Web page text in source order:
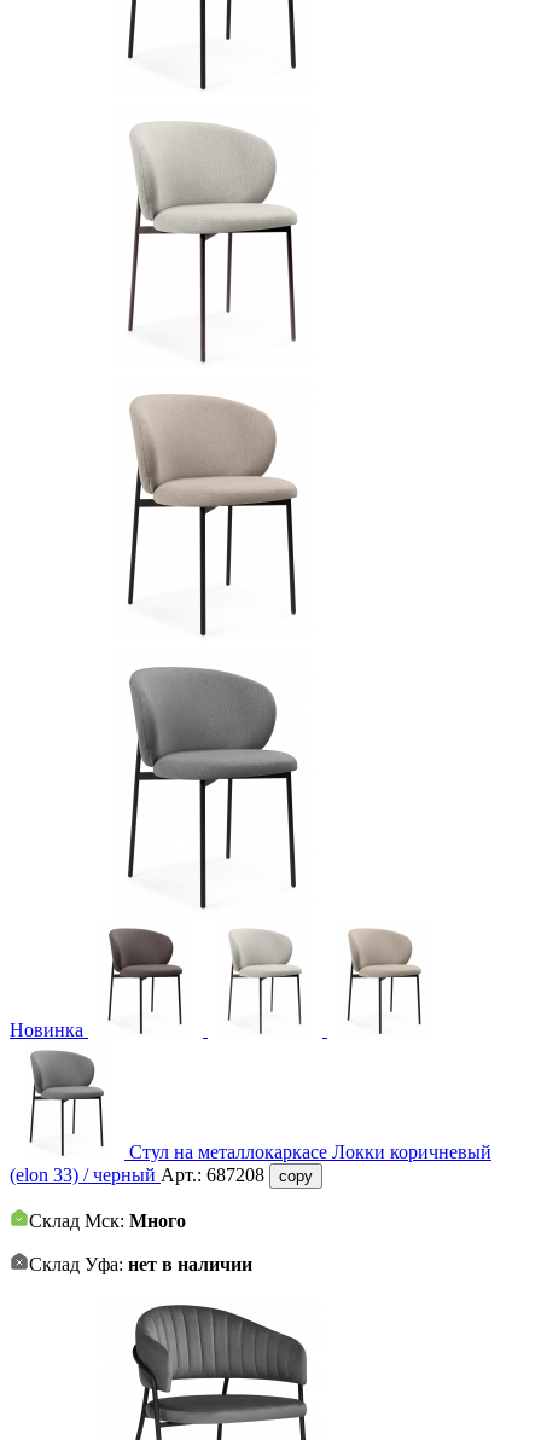
Новинка
Стул на металлокаркасе Локки коричневый
(elon 33) / черный Арт.: 687208 copy
Склад Мск: Много
Склад Уфа: нет в наличии